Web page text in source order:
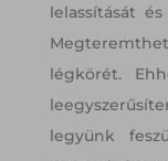
lelassítását
légkörét.
legyünk